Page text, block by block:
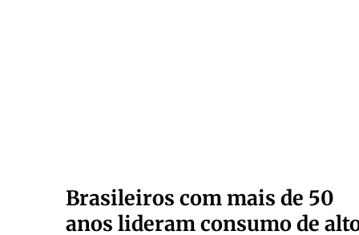
Brasileiros com mais de 50
anos lideram consumo de